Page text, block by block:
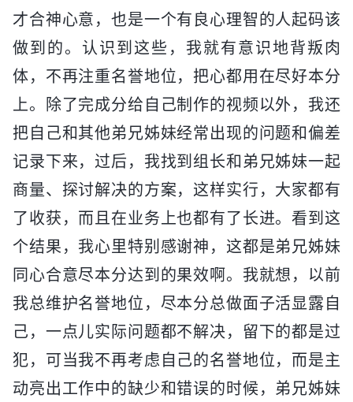
才合神心意，也是一个有良心理智的人起码该
做到的。认识到这些，我就有意识地背叛肉
体，不再注重名誉地位，把心都用在尽好本分
上。除了完成分给自己制作的视频以外，我还
把自己和其他弟兄姊妹经常出现的问题和偏差
记录下来，过后，我找到组长和弟兄姊妹一起
商量、探讨解决的方案，这样实行，大家都有
了收获，而且在业务上也都有了长进。看到这
个结果，我心里特别感谢神，这都是弟兄姊妹
同心合意尽本分达到的果效啊。我就想，以前
我总维护名誉地位，尽本分总做面子活显露自
己，一点儿实际问题都不解决，留下的都是过
犯，可当我不再考虑自己的名誉地位，而是主
动亮出工作中的缺少和错误的时候，弟兄姊妹